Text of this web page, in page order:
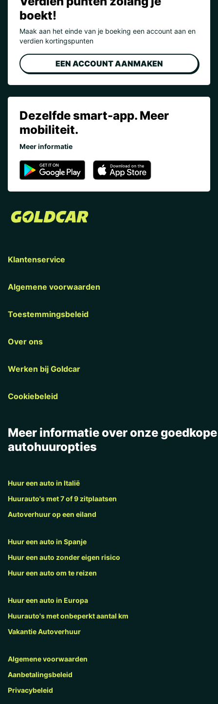
boekt!
Maak aan het einde van je boeking een account aan en
verdien kortingspunten
EEN ACCOUNT AANMAKEN
Dezelfde smart-app. Meer
mobiliteit.
Meer informatie
Klantenservice
Algemene voorwaarden
Toestemmingsbeleid
Over ons
Werken bij Goldcar
Cookiebeleid
Meer informatie over onze goedkope
autohuuropties
Huur een auto in Italië
Huurauto's met 7 of 9 zitplaatsen
Autoverhuur op een eiland
Huur een auto in Spanje
Huur een auto zonder eigen risico
Huur een auto om te reizen
Huur een auto in Europa
Huurauto's met onbeperkt aantal km
Vakantie Autoverhuur
Algemene voorwaarden
Aanbetalingsbeleid
Privacybeleid